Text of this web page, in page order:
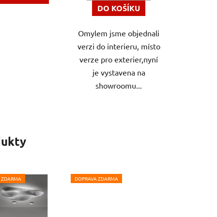
DO KOŠÍKU
Omylem jsme objednali
verzi do interieru, místo
verze pro exterier,nyní
je vystavena na
showroomu...
ZDARMA DOPRAVA ZDARMA